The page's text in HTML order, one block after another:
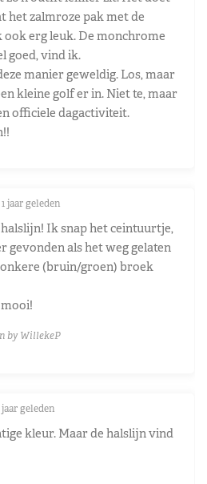
het zalmroze pak met de
erg leuk. De monchrome
goed, vind ik.
manier geweldig. Los, maar
kleine golf er in. Niet te, maar
officiele dagactiviteit.
1 jaar geleden
Ik snap het ceintuurtje,
gevonden als het weg gelaten
(bruin/groen) broek
by WillekeP
jaar geleden
kleur. Maar de halslijn vind